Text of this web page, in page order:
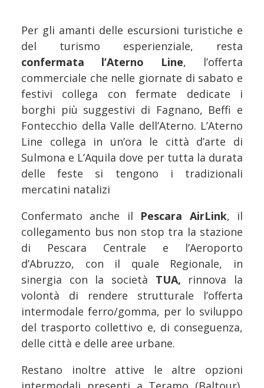
Per gli amanti delle escursioni turistiche e
del turismo esperienziale, resta
confermata l’Aterno Line, l’offerta
commerciale che nelle giornate di sabato e
festivi collega con fermate dedicate i
borghi più suggestivi di Fagnano, Beffi e
Fontecchio della Valle dell’Aterno. L’Aterno
Line collega in un’ora le città d’arte di
Sulmona e L’Aquila dove per tutta la durata
delle feste si tengono i tradizionali
mercatini natalizi
Confermato anche il Pescara AirLink, il
collegamento bus non stop tra la stazione
di Pescara Centrale e l’Aeroporto
d’Abruzzo, con il quale Regionale, in
sinergia con la società TUA, rinnova la
volontà di rendere strutturale l’offerta
intermodale ferro/gomma, per lo sviluppo
del trasporto collettivo e, di conseguenza,
delle città e delle aree urbane.
Restano inoltre attive le altre opzioni